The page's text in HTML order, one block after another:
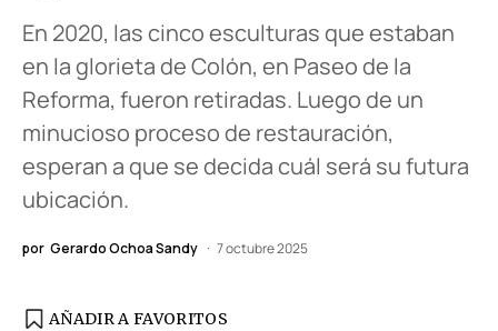
En 2020, las cinco esculturas que estaban
en la glorieta de Colón, en Paseo de la
Reforma, fueron retiradas. Luego de un
minucioso proceso de restauración,
esperan a que se decida cuál será su futura
ubicación.
por Gerardo Ochoa Sandy 7 octubre 2025
AÑADIR A FAVORITOS